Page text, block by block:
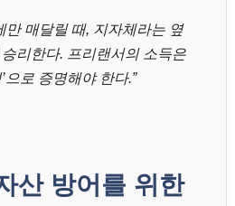
만 매달릴 때, 지자체라는 옆
리한다. 프리랜서의 소득은
으로 증명해야 한다.”
산 방어를 위한